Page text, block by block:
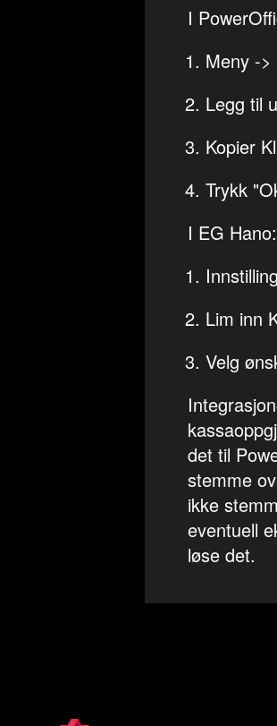
I
Meny -
Legg til
Kopier
Trykk
I EG Hano:
Lim inn
Velg
det til
stemme
ikke
eventuell
løse det.